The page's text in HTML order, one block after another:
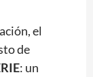
el
de
: un